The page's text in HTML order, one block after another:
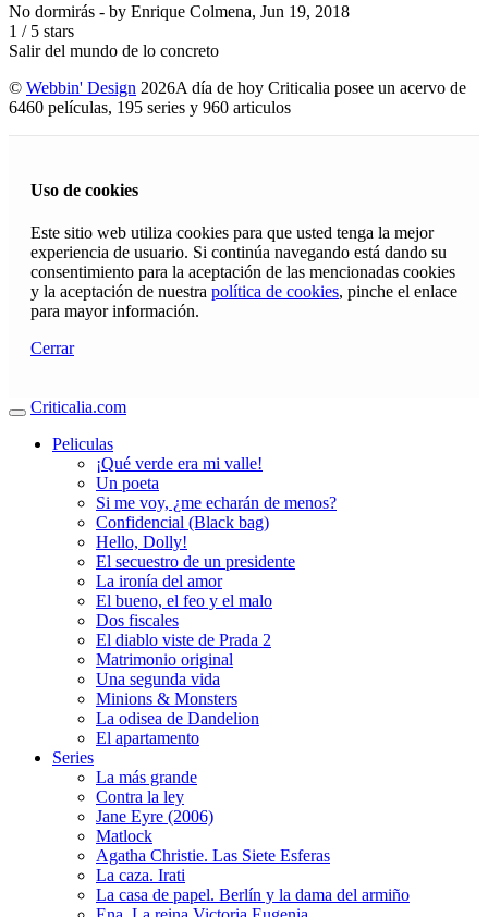
No dormirás - by Enrique Colmena, Jun 19, 2018
1 / 5 stars
Salir del mundo de lo concreto
© Webbin' Design 2026A día de hoy Criticalia posee un acervo de
6460 películas, 195 series y 960 articulos
Uso de cookies
Este sitio web utiliza cookies para que usted tenga la mejor
experiencia de usuario. Si continúa navegando está dando su
consentimiento para la aceptación de las mencionadas cookies
y la aceptación de nuestra política de cookies, pinche el enlace
para mayor información.
Cerrar
Criticalia.com
Peliculas
¡Qué verde era mi valle!
Un poeta
Si me voy, ¿me echarán de menos?
Confidencial (Black bag)
Hello, Dolly!
El secuestro de un presidente
La ironía del amor
El bueno, el feo y el malo
Dos fiscales
El diablo viste de Prada 2
Matrimonio original
Una segunda vida
Minions & Monsters
La odisea de Dandelion
El apartamento
Series
La más grande
Contra la ley
Jane Eyre (2006)
Matlock
Agatha Christie. Las Siete Esferas
La caza. Irati
La casa de papel. Berlín y la dama del armiño